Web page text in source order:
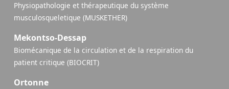
Physiopathologie et thérapeutique du système
musculosqueletique (MUSKETHER)
Mekontso-Dessap
Biomécanique de la circulation et de la respiration du
patient critique (BIOCRIT)
Ortonne